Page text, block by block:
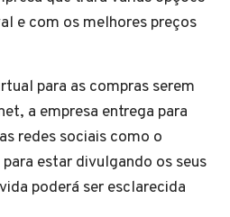
e com os melhores preços
para as compras serem
a empresa entrega para
redes sociais como o
estar divulgando os seus
poderá ser esclarecida